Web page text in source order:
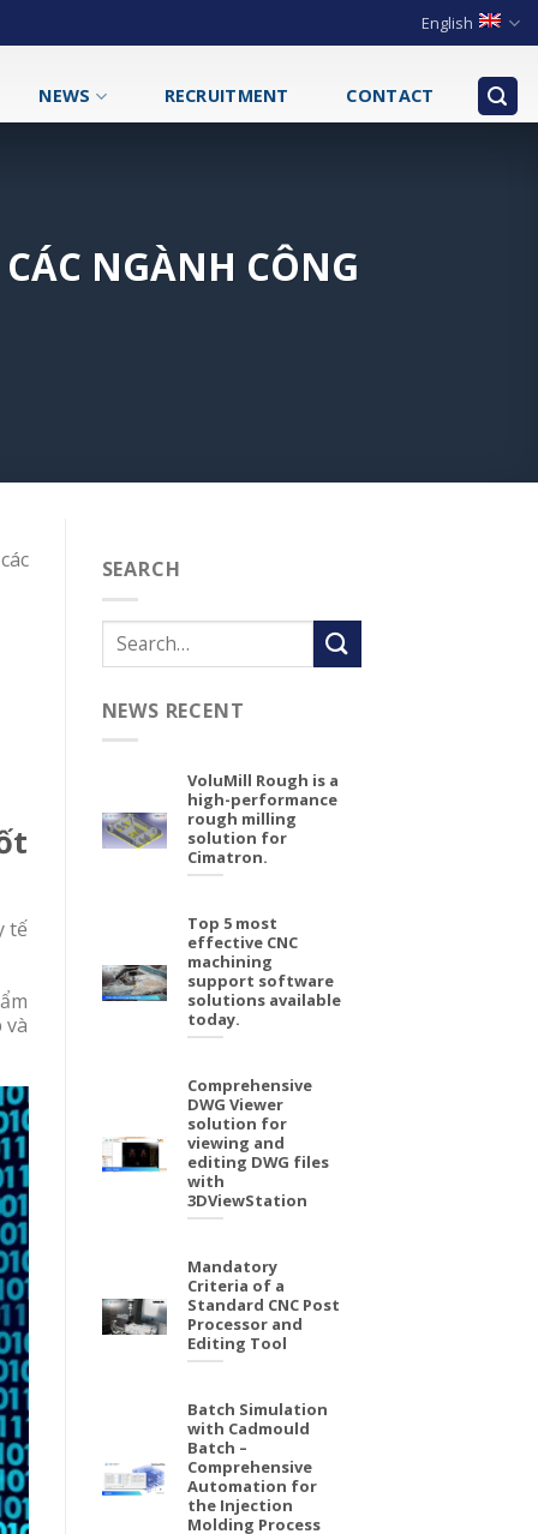
English
NEWS RECRUITMENT CONTACT
NGÀNH CÔNG
tế
SEARCH
NEWS RECENT
VoluMill Rough is a
high-performance
rough milling
solution for
Cimatron.
Top 5 most
effective CNC
machining
support software
solutions available
today.
Comprehensive
DWG Viewer
solution for
viewing and
editing DWG files
with
3DViewStation
Mandatory
Criteria of a
Standard CNC Post
Processor and
Editing Tool
Batch Simulation
with Cadmould
Batch –
Comprehensive
Automation for
the Injection
Molding Process